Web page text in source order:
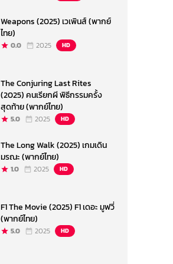
Weapons (2025) เวเพินส์ (พากย์
ไทย)
0.0 2025 HD
The Conjuring Last Rites
(2025) คนเรียกผี พิธีกรรมครั้ง
สุดท้าย (พากย์ไทย)
5.0 2025 HD
The Long Walk (2025) เกมเดิน
มรณะ (พากย์ไทย)
1.0 2025 HD
F1 The Movie (2025) F1 เดอะ มูฟวี่
(พากย์ไทย)
5.0 2025 HD